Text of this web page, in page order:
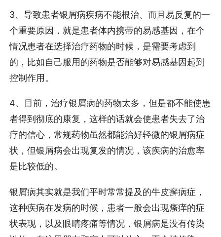
3、导致患者银屑病疾病不能根治、而且易反复的一
个重要原因，就是患者体内携带的易感基因，在个
情况患者在选择治疗药物的时候，是需要考虑到
的，比如自己服用的药物是否能够对易感基因起到
控制作用。
4、目前，治疗银屑病的药物太多，但是都不能使患
者得到彻底的康复，这样的话就会使患者失去了治
疗的信心，常规药物虽然都能治好轻微的银屑病症
状，但银屑病会出现复发的情况，该疾病的治愈率
是比较低的。
银屑病其实就是我们平时常常提及的牛皮癣病症，
这种疾病在发病的时候，患者一般会出现瘙痒的症
状表现，以及眼睛疼痛等情况，银屑病是没有传染